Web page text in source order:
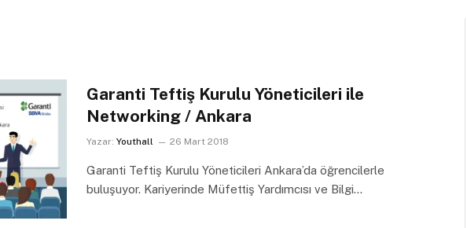
Garanti Teftiş Kurulu Yöneticileri ile
Networking / Ankara
Yazar: Youthall 26 Mart 2018
Garanti Teftiş Kurulu Yöneticileri Ankara’da öğrencilerle
buluşuyor. Kariyerinde Müfettiş Yardımcısı ve Bilgi…